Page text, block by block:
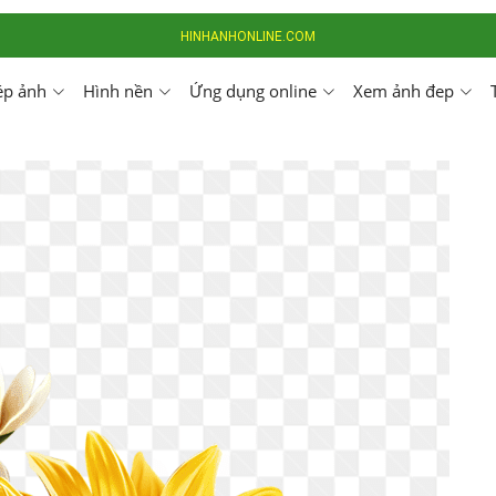
HINHANHONLINE.COM
ảnh Hình nền Ứng dụng online Xem ảnh đep